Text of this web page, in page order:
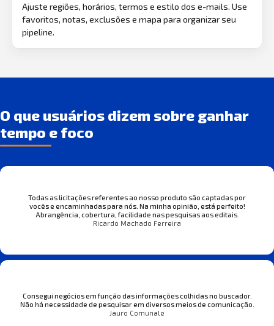
Ajuste regiões, horários, termos e estilo dos e-mails. Use
favoritos, notas, exclusões e mapa para organizar seu
pipeline.
O que usuários dizem sobre ganhar
tempo e foco
Todas as licitações referentes ao nosso produto são captadas por
vocês e encaminhadas para nós. Na minha opinião, está perfeito!
Abrangência, cobertura, facilidade nas pesquisas aos editais.
Ricardo Machado Ferreira
Consegui negócios em função das informações colhidas no buscador.
Não há necessidade de pesquisar em diversos meios de comunicação.
Jauro Comunale